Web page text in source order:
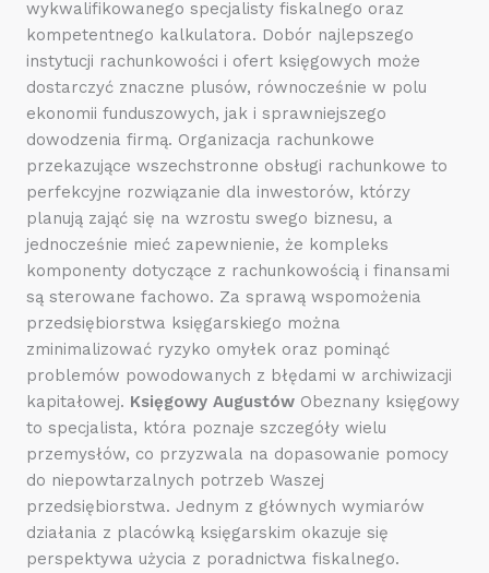
wykwalifikowanego specjalisty fiskalnego oraz
kompetentnego kalkulatora. Dobór najlepszego
instytucji rachunkowości i ofert księgowych może
dostarczyć znaczne plusów, równocześnie w polu
ekonomii funduszowych, jak i sprawniejszego
dowodzenia firmą. Organizacja rachunkowe
przekazujące wszechstronne obsługi rachunkowe to
perfekcyjne rozwiązanie dla inwestorów, którzy
planują zająć się na wzrostu swego biznesu, a
jednocześnie mieć zapewnienie, że kompleks
komponenty dotyczące z rachunkowością i finansami
są sterowane fachowo. Za sprawą wspomożenia
przedsiębiorstwa księgarskiego można
zminimalizować ryzyko omyłek oraz pominąć
problemów powodowanych z błędami w archiwizacji
kapitałowej. Księgowy Augustów Obeznany księgowy
to specjalista, która poznaje szczegóły wielu
przemysłów, co przyzwala na dopasowanie pomocy
do niepowtarzalnych potrzeb Waszej
przedsiębiorstwa. Jednym z głównych wymiarów
działania z placówką księgarskim okazuje się
perspektywa użycia z poradnictwa fiskalnego.